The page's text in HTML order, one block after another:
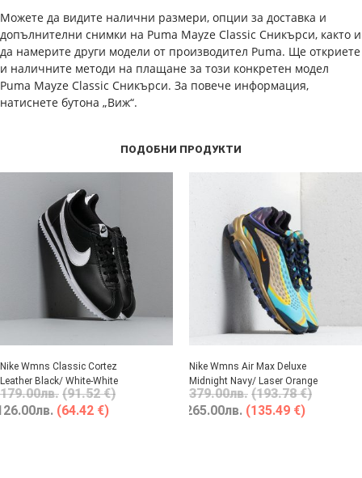
Можете да видите налични размери, опции за доставка и
допълнителни снимки на Puma Mayze Classic Сникърси, както и
да намерите други модели от производител Puma. Ще откриете
и наличните методи на плащане за този конкретен модел
Puma Mayze Classic Сникърси. За повече информация,
натиснете бутона „Виж“.
ПОДОБНИ ПРОДУКТИ
Nike Wmns Classic Cortez
Leather Black/ White-White
179.00лв. (91.52 €)
лв. (64.42 €)
Nike Wmns Air Max Deluxe
Midnight Navy/ Laser Orange
379.00лв. (193.78 €)
265.00лв. (135.49 €)